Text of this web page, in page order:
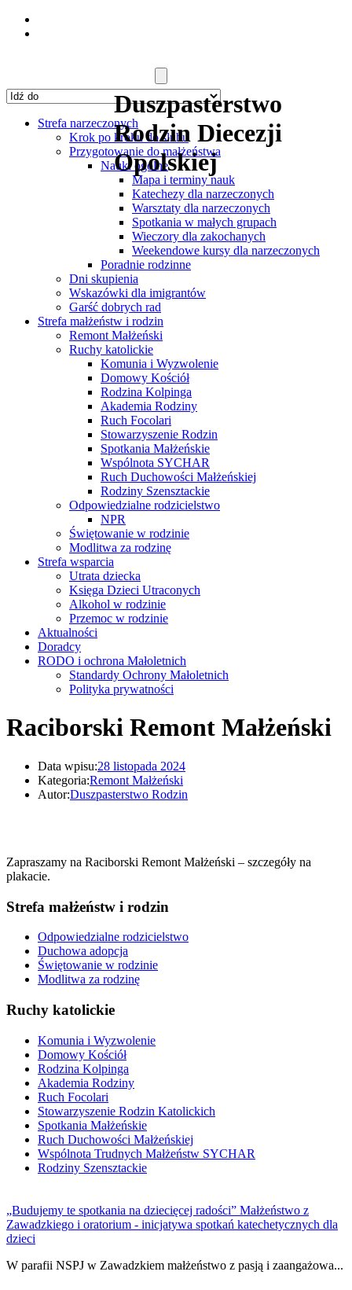
Duszpasterstwo
Rodzin Diecezji
Opolskiej
Strefa narzeczonych
Krok po kroku do ślubu
Przygotowanie do małżeństwa
Nauki ogólne
Mapa i terminy nauk
Katechezy dla narzeczonych
Warsztaty dla narzeczonych
Spotkania w małych grupach
Wieczory dla zakochanych
Weekendowe kursy dla narzeczonych
Poradnie rodzinne
Dni skupienia
Wskazówki dla imigrantów
Garść dobrych rad
Strefa małżeństw i rodzin
Remont Małżeński
Ruchy katolickie
Komunia i Wyzwolenie
Domowy Kościół
Rodzina Kolpinga
Akademia Rodziny
Ruch Focolari
Stowarzyszenie Rodzin
Spotkania Małżeńskie
Wspólnota SYCHAR
Ruch Duchowości Małżeńskiej
Rodziny Szensztackie
Odpowiedzialne rodzicielstwo
NPR
Świętowanie w rodzinie
Modlitwa za rodzinę
Strefa wsparcia
Utrata dziecka
Księga Dzieci Utraconych
Alkohol w rodzinie
Przemoc w rodzinie
Aktualności
Doradcy
RODO i ochrona Małoletnich
Standardy Ochrony Małoletnich
Polityka prywatności
Raciborski Remont Małżeński
Data wpisu:28 listopada 2024
Kategoria:Remont Małżeński
Autor:Duszpasterstwo Rodzin
Zapraszamy na Raciborski Remont Małżeński – szczegóły na
plakacie.
Strefa małżeństw i rodzin
Odpowiedzialne rodzicielstwo
Duchowa adopcja
Świętowanie w rodzinie
Modlitwa za rodzinę
Ruchy katolickie
Komunia i Wyzwolenie
Domowy Kościół
Rodzina Kolpinga
Akademia Rodziny
Ruch Focolari
Stowarzyszenie Rodzin Katolickich
Spotkania Małżeńskie
Ruch Duchowości Małżeńskiej
Wspólnota Trudnych Małżeństw SYCHAR
Rodziny Szensztackie
„Budujemy te spotkania na dziecięcej radości” Małżeństwo z
Zawadzkiego i oratorium - inicjatywa spotkań katechetycznych dla
dzieci
W parafii NSPJ w Zawadzkiem małżeństwo z pasją i zaangażowa...